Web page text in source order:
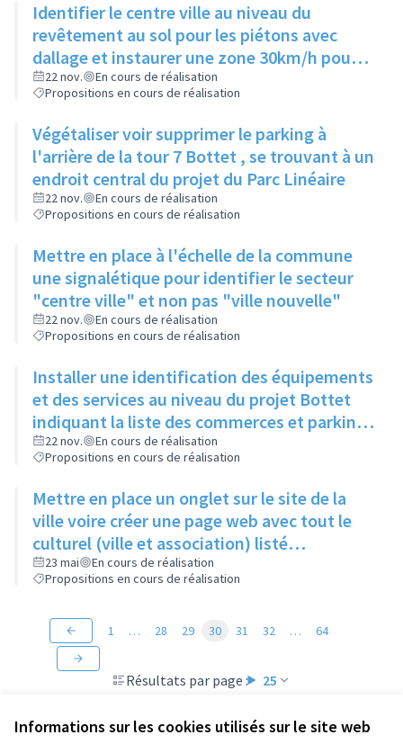
Informations sur les cookies utilisés sur le site web
Identifier le centre ville au niveau du
revêtement au sol pour les piétons avec
dallage et instaurer une zone 30km/h pour
les véhicules
22 nov.
En cours de réalisation
Propositions en cours de réalisation
Végétaliser voir supprimer le parking à
l'arrière de la tour 7 Bottet , se trouvant à un
endroit central du projet du Parc Linéaire
22 nov.
En cours de réalisation
Propositions en cours de réalisation
Mettre en place à l'échelle de la commune
une signalétique pour identifier le secteur
"centre ville" et non pas "ville nouvelle"
22 nov.
En cours de réalisation
Propositions en cours de réalisation
Installer une identification des équipements
et des services au niveau du projet Bottet
indiquant la liste des commerces et parkings
avec leur emplacement sur un plan
22 nov.
En cours de réalisation
Propositions en cours de réalisation
Mettre en place un onglet sur le site de la
ville voire créer une page web avec tout le
culturel (ville et association) listé
chronologiquement, avec possibilité de
filtrage par thématique
23 mai
En cours de réalisation
Propositions en cours de réalisation
Résultats par page : 25
1 … 28 29 30 31 32 … 64